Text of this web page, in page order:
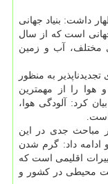
داشت: بنیاد جهانی
است كه از سال
مختلف، آب و زمین
به منظور
را از مهمترین
كرد: آلودگی هوا،
مباحث جدی در این
ادامه داد: گرم شدن
اقلیمی است كه
محیطی در كشور و